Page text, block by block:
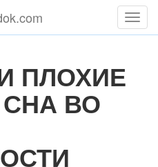
Меню
ПЛОХИЕ
ВО